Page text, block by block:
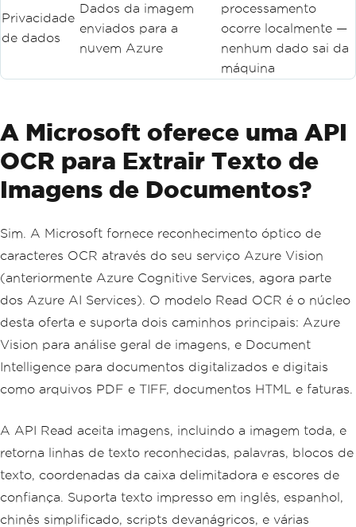
Privacidade
de dados
Dados da imagem
enviados para a
nuvem Azure
processamento
ocorre localmente —
nenhum dado sai da
máquina
A Microsoft oferece uma API
OCR para Extrair Texto de
Imagens de Documentos?
Sim. A Microsoft fornece reconhecimento óptico de
caracteres OCR através do seu serviço Azure Vision
(anteriormente Azure Cognitive Services, agora parte
dos Azure AI Services). O modelo Read OCR é o núcleo
desta oferta e suporta dois caminhos principais: Azure
Vision para análise geral de imagens, e Document
Intelligence para documentos digitalizados e digitais
como arquivos PDF e TIFF, documentos HTML e faturas.
A API Read aceita imagens, incluindo a imagem toda, e
retorna linhas de texto reconhecidas, palavras, blocos de
texto, coordenadas da caixa delimitadora e escores de
confiança. Suporta texto impresso em inglês, espanhol,
chinês simplificado, scripts devanágricos, e várias